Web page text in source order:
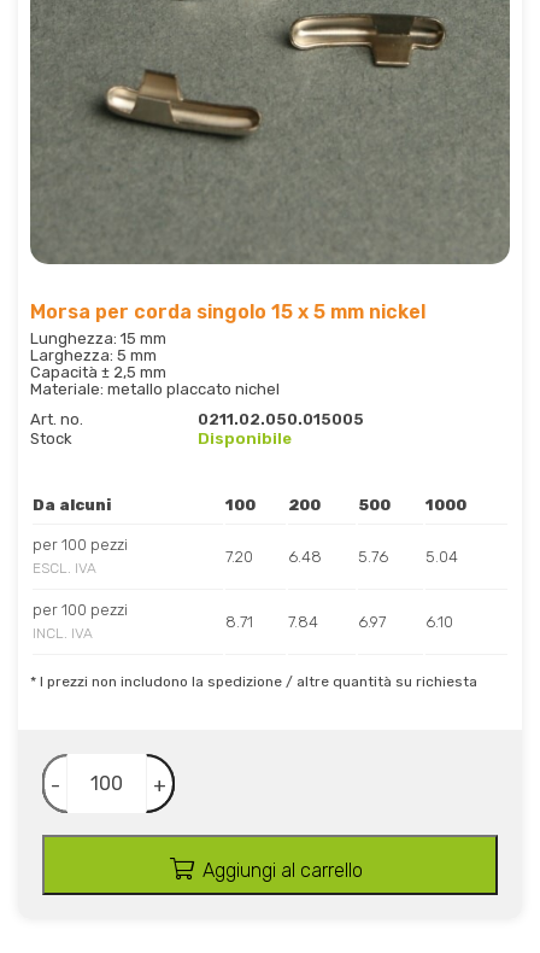
Morsa per corda singolo 15 x 5 mm nickel
Lunghezza: 15 mm
Larghezza: 5 mm
Capacità ± 2,5 mm
Materiale: metallo placcato nichel
Art. no.
0211.02.050.015005
Stock
Disponibile
Da alcuni 100 200 500 1000
per 100 pezzi
ESCL. IVA
7.20 6.48 5.76 5.04
per 100 pezzi
INCL. IVA
8.71 7.84 6.97 6.10
* I prezzi non includono la spedizione / altre quantità su richiesta
- +
Aggiungi al carrello